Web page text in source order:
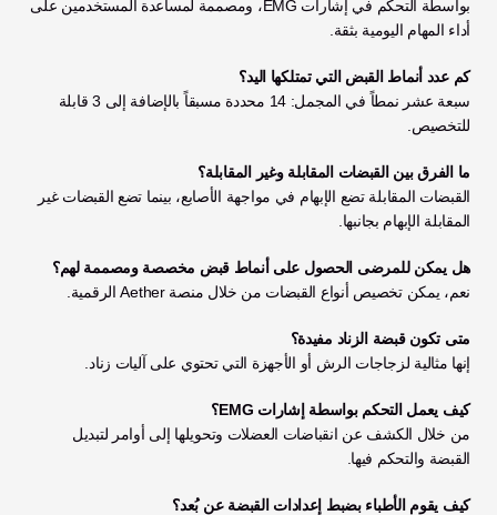
أداء المهام اليومية بثقة.
كم عدد أنماط القبض التي تمتلكها اليد؟
للتخصيص.
ما الفرق بين القبضات المقابلة وغير المقابلة؟
المقابلة الإبهام بجانبها.
هل يمكن للمرضى الحصول على أنماط قبض مخصصة ومصممة لهم؟
نعم، يمكن تخصيص أنواع القبضات من خلال منصة Aether الرقمية.
متى تكون قبضة الزناد مفيدة؟
إنها مثالية لزجاجات الرش أو الأجهزة التي تحتوي على آليات زناد.
كيف يعمل التحكم بواسطة إشارات EMG؟
القبضة والتحكم فيها.
كيف يقوم الأطباء بضبط إعدادات القبضة عن بُعد؟